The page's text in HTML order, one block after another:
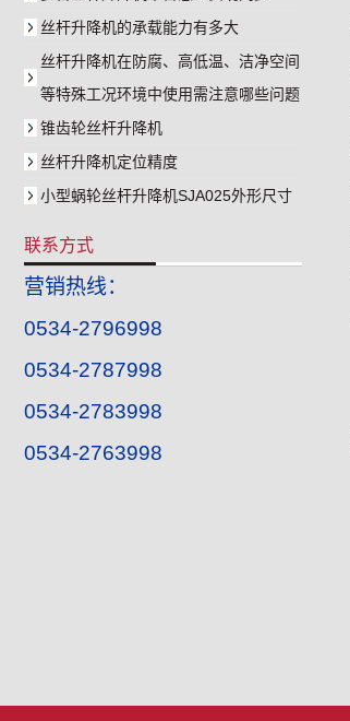
丝杆升降机的承载能力有多大
丝杆升降机在防腐、高低温、洁净空间
等特殊工况环境中使用需注意哪些问题
锥齿轮丝杆升降机
丝杆升降机定位精度
小型蜗轮丝杆升降机SJA025外形尺寸
联系方式
营销热线：
0534-2796998
0534-2787998
0534-2783998
0534-2763998